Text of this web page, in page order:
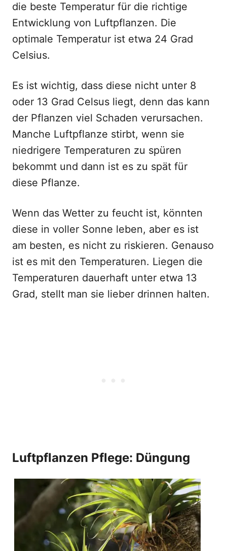
die beste Temperatur für die richtige
Entwicklung von Luftpflanzen. Die
optimale Temperatur ist etwa 24 Grad
Celsius.
Es ist wichtig, dass diese nicht unter 8
oder 13 Grad Celsus liegt, denn das kann
der Pflanzen viel Schaden verursachen.
Manche Luftpflanze stirbt, wenn sie
niedrigere Temperaturen zu spüren
bekommt und dann ist es zu spät für
diese Pflanze.
Wenn das Wetter zu feucht ist, könnten
diese in voller Sonne leben, aber es ist
am besten, es nicht zu riskieren. Genauso
ist es mit den Temperaturen. Liegen die
Temperaturen dauerhaft unter etwa 13
Grad, stellt man sie lieber drinnen halten.
Luftpflanzen Pflege: Düngung